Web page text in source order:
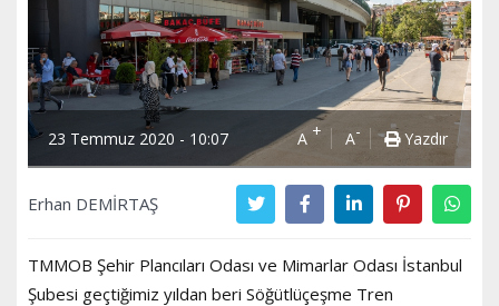
23 Temmuz 2020 - 10:07 A + A- Yazdır
Erhan DEMİRTAŞ
TMMOB Şehir Plancıları Odası ve Mimarlar Odası İstanbul
Şubesi geçtiğimiz yıldan beri Söğütlüçeşme Tren